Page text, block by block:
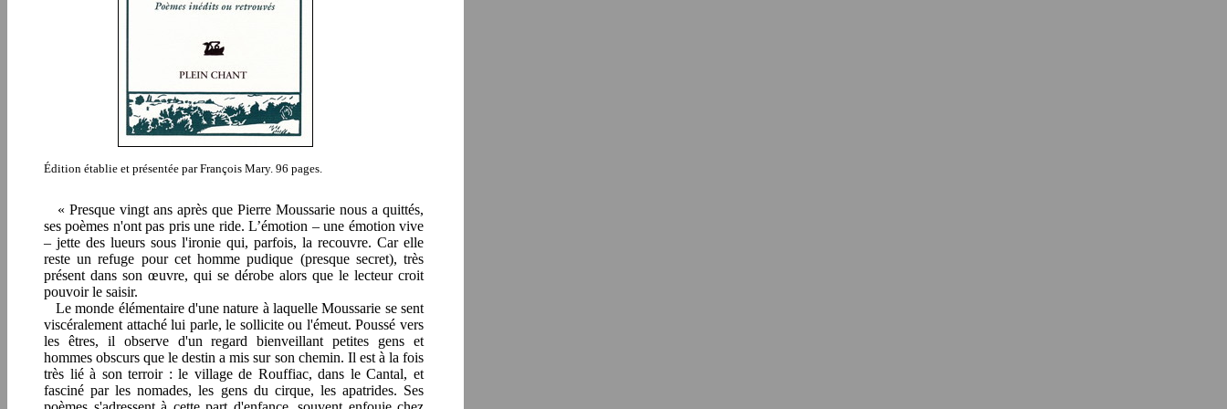
Édition établie et présentée par François Mary. 96 pages.
« Presque vingt ans après que Pierre Moussarie nous a quittés,
ses poèmes n'ont pas pris une ride. L’émotion – une émotion vive
– jette des lueurs sous l'ironie qui, parfois, la recouvre. Car elle
reste un refuge pour cet homme pudique (presque secret), très
présent dans son œuvre, qui se dérobe alors que le lecteur croit
pouvoir le saisir.
Le monde élémentaire d'une nature à laquelle Moussarie se sent
viscéralement attaché lui parle, le sollicite ou l'émeut. Poussé vers
les êtres, il observe d'un regard bienveillant petites gens et
hommes obscurs que le destin a mis sur son chemin. Il est à la fois
très lié à son terroir : le village de Rouffiac, dans le Cantal, et
fasciné par les nomades, les gens du cirque, les apatrides. Ses